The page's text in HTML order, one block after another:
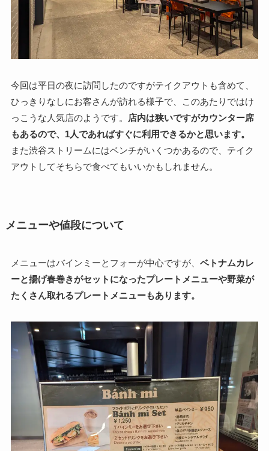
今回は平日の夜に訪問したのですがテイクアウトも含めて、
ひっきりなしにお客さんが訪れる様子で、このあたりではけ
っこうな人気店のようです。
店内は狭いですがカウンター席
もあるので、1人であればすぐに利用できるかと思います。
また渋谷ストリームにはベンチがいくつかあるので、テイク
アウトしてそちらで食べてもいいかもしれません。
メニューや値段について
メニューはバインミーとフォーが中心ですが、 ベトナムカレ
ーと揚げ春巻きがセットになったプレートメニューや野菜が
たくさん取れるプレートメニューもあります。